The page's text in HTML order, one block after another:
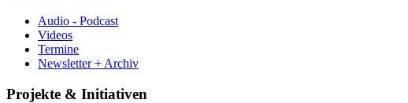
Audio - Podcast
Videos
Termine
Newsletter + Archiv
Projekte & Initiativen